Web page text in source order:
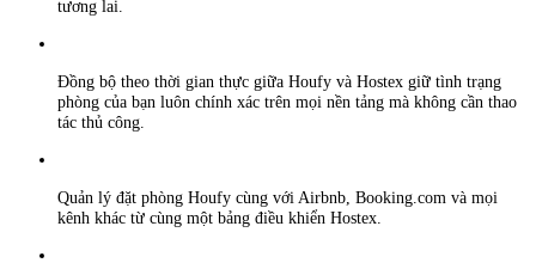
tương lai.
Đồng bộ theo thời gian thực giữa Houfy và Hostex giữ tình trạng
phòng của bạn luôn chính xác trên mọi nền tảng mà không cần thao
tác thủ công.
Quản lý đặt phòng Houfy cùng với Airbnb, Booking.com và mọi
kênh khác từ cùng một bảng điều khiển Hostex.